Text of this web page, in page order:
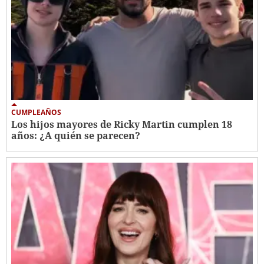
CUMPLEAÑOS
Los hijos mayores de Ricky Martin cumplen 18
años: ¿A quién se parecen?